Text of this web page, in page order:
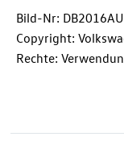
Bild-Nr:
Copyright:
Rechte: